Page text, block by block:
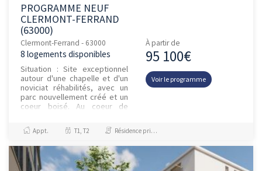
PROGRAMME NEUF
CLERMONT-FERRAND
(63000)
Clermont-Ferrand - 63000
8 logements disponibles
Situation : Site exceptionnel
autour d'une chapelle et d'un
noviciat réhabilités, avec un
parc nouvellement créé et un
coeur boisé. Au coeur de
l'arrêt de tra...
À partir de
95 100€
Voir le programme
Appt. T1, T2 Résidence principale / PTZ, Investissement et Défiscalisation